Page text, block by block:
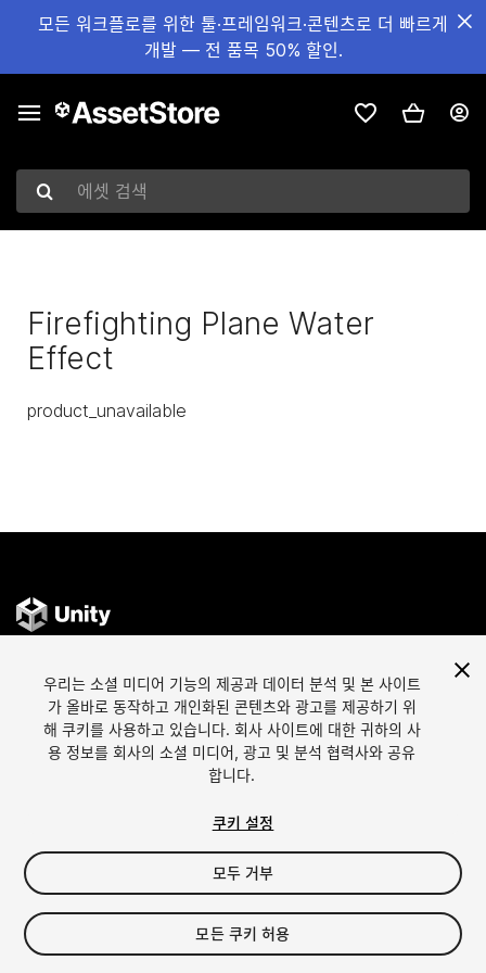
모든 워크플로를 위한 툴·프레임워크·콘텐츠로 더 빠르게
개발 — 전 품목 50% 할인.
에셋 검색
Firefighting Plane Water
Effect
product_unavailable
언어
English
简体中文
Unity에서 에셋 판매
Sell Assets
에셋 등록 가이드라인
에셋 스토어 툴
자주 묻는 질문
탐색하기
가장 인기있는 에셋
어필리에이트 프로그램
멤버십
우리는 소셜 미디어 기능의 제공과 데이터 분석 및 본 사이트
가 올바로 동작하고 개인화된 콘텐츠와 광고를 제공하기 위
해 쿠키를 사용하고 있습니다. 회사 사이트에 대한 귀하의 사
용 정보를 회사의 소셜 미디어, 광고 및 분석 협력사와 공유
합니다.
쿠키 설정
모두 거부
모든 쿠키 허용